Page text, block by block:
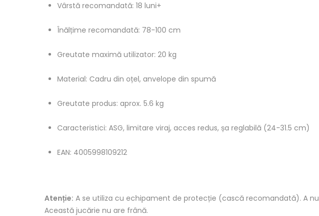
Vârstă recomandată: 18 luni+
Înălțime recomandată: 78-100 cm
Greutate maximă utilizator: 20 kg
Material: Cadru din oțel, anvelope din spumă
Greutate produs: aprox. 5.6 kg
Caracteristici: ASG, limitare viraj, acces redus, șa reglabilă (24-31.5 cm)
EAN: 4005998109212
Atenție: A se utiliza cu echipament de protecție (cască recomandată). A
Această jucărie nu are frână.